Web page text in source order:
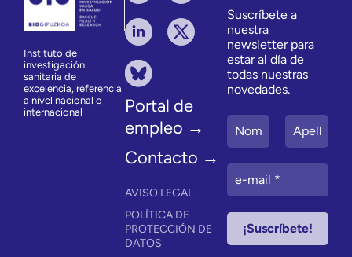
Instituto de
investigación
sanitaria de
excelencia, referencia
a nivel nacional e
internacional
Portal de
empleo →
Contacto →
AVISO LEGAL
POLÍTICA DE
PROTECCIÓN DE
DATOS
Suscríbete a
nuestra
newsletter para
estar al día de
todas nuestras
novedades.